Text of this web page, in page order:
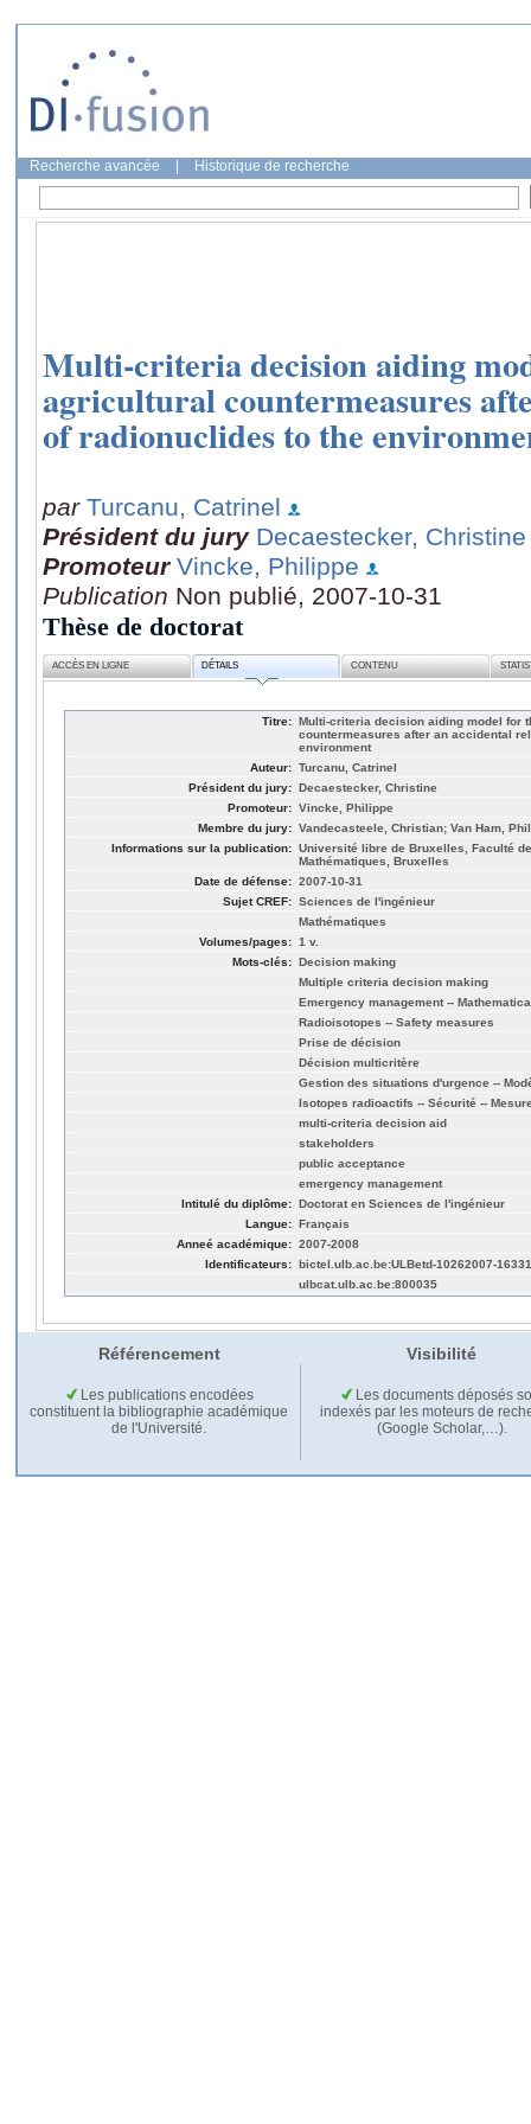
Recherche avancée Historique de recherche
Multi-criteria decision aiding
agricultural countermeasures
of radionuclides to the
par Turcanu, Catrinel
Président du jury Decaestecker, Christine
Promoteur Vincke, Philippe
Publication Non publié, 2007-10-31
Thèse de doctorat
ACCÈS EN LIGNE DÉTAILS CONTENU
Titre: Multi-criteria decision aiding model for
countermeasures after an accidental
environment
Auteur: Turcanu, Catrinel
Président du jury: Decaestecker, Christine
Promoteur: Vincke, Philippe
Membre du jury: Vandecasteele, Christian; Van Ham,
Informations sur la publication: Université libre de Bruxelles, Faculté
Mathématiques, Bruxelles
Date de défense: 2007-10-31
Sujet CREF: Sciences de l'ingénieur
Mathématiques
Volumes/pages: 1 v.
Mots-clés: Decision making
Multiple criteria decision making
Emergency management --
Radioisotopes -- Safety measures
Prise de décision
Décision multicritère
Gestion des situations d'urgence --
Isotopes radioactifs -- Sécurité --
multi-criteria decision aid
stakeholders
public acceptance
emergency management
Intitulé du diplôme: Doctorat en Sciences de l'ingénieur
Langue: Français
Anneé académique: 2007-2008
Identificateurs: bictel.ulb.ac.be:ULBetd-10262007-
ulbcat.ulb.ac.be:800035
Référencement Visibilité
Les publications encodées
constituent la bibliographie académique
de l'Université.
Les documents déposés
indexés par les moteurs de
(Google Scholar,…).